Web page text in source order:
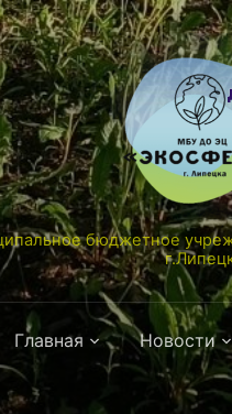
бюджетное
Главная Новости